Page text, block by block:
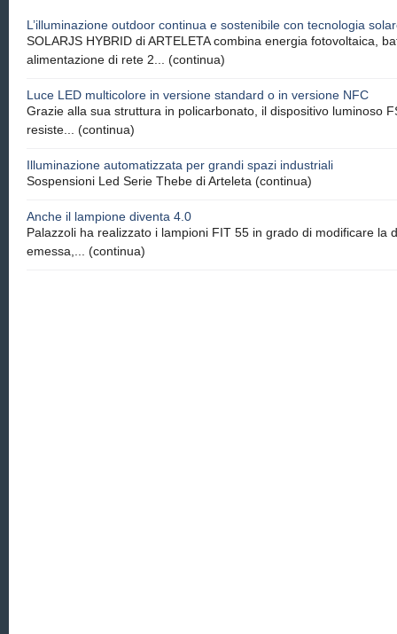
L’illuminazione outdoor continua e sostenibile con tecnologia
SOLARJS HYBRID di ARTELETA combina energia fotovoltaica,
alimentazione di rete 2... (continua)
Luce LED multicolore in versione standard o in versione NFC
Grazie alla sua struttura in policarbonato, il dispositivo luminoso
resiste... (continua)
Illuminazione automatizzata per grandi spazi industriali
Sospensioni Led Serie Thebe di Arteleta (continua)
Anche il lampione diventa 4.0
Palazzoli ha realizzato i lampioni FIT 55 in grado di modificare la
emessa,... (continua)